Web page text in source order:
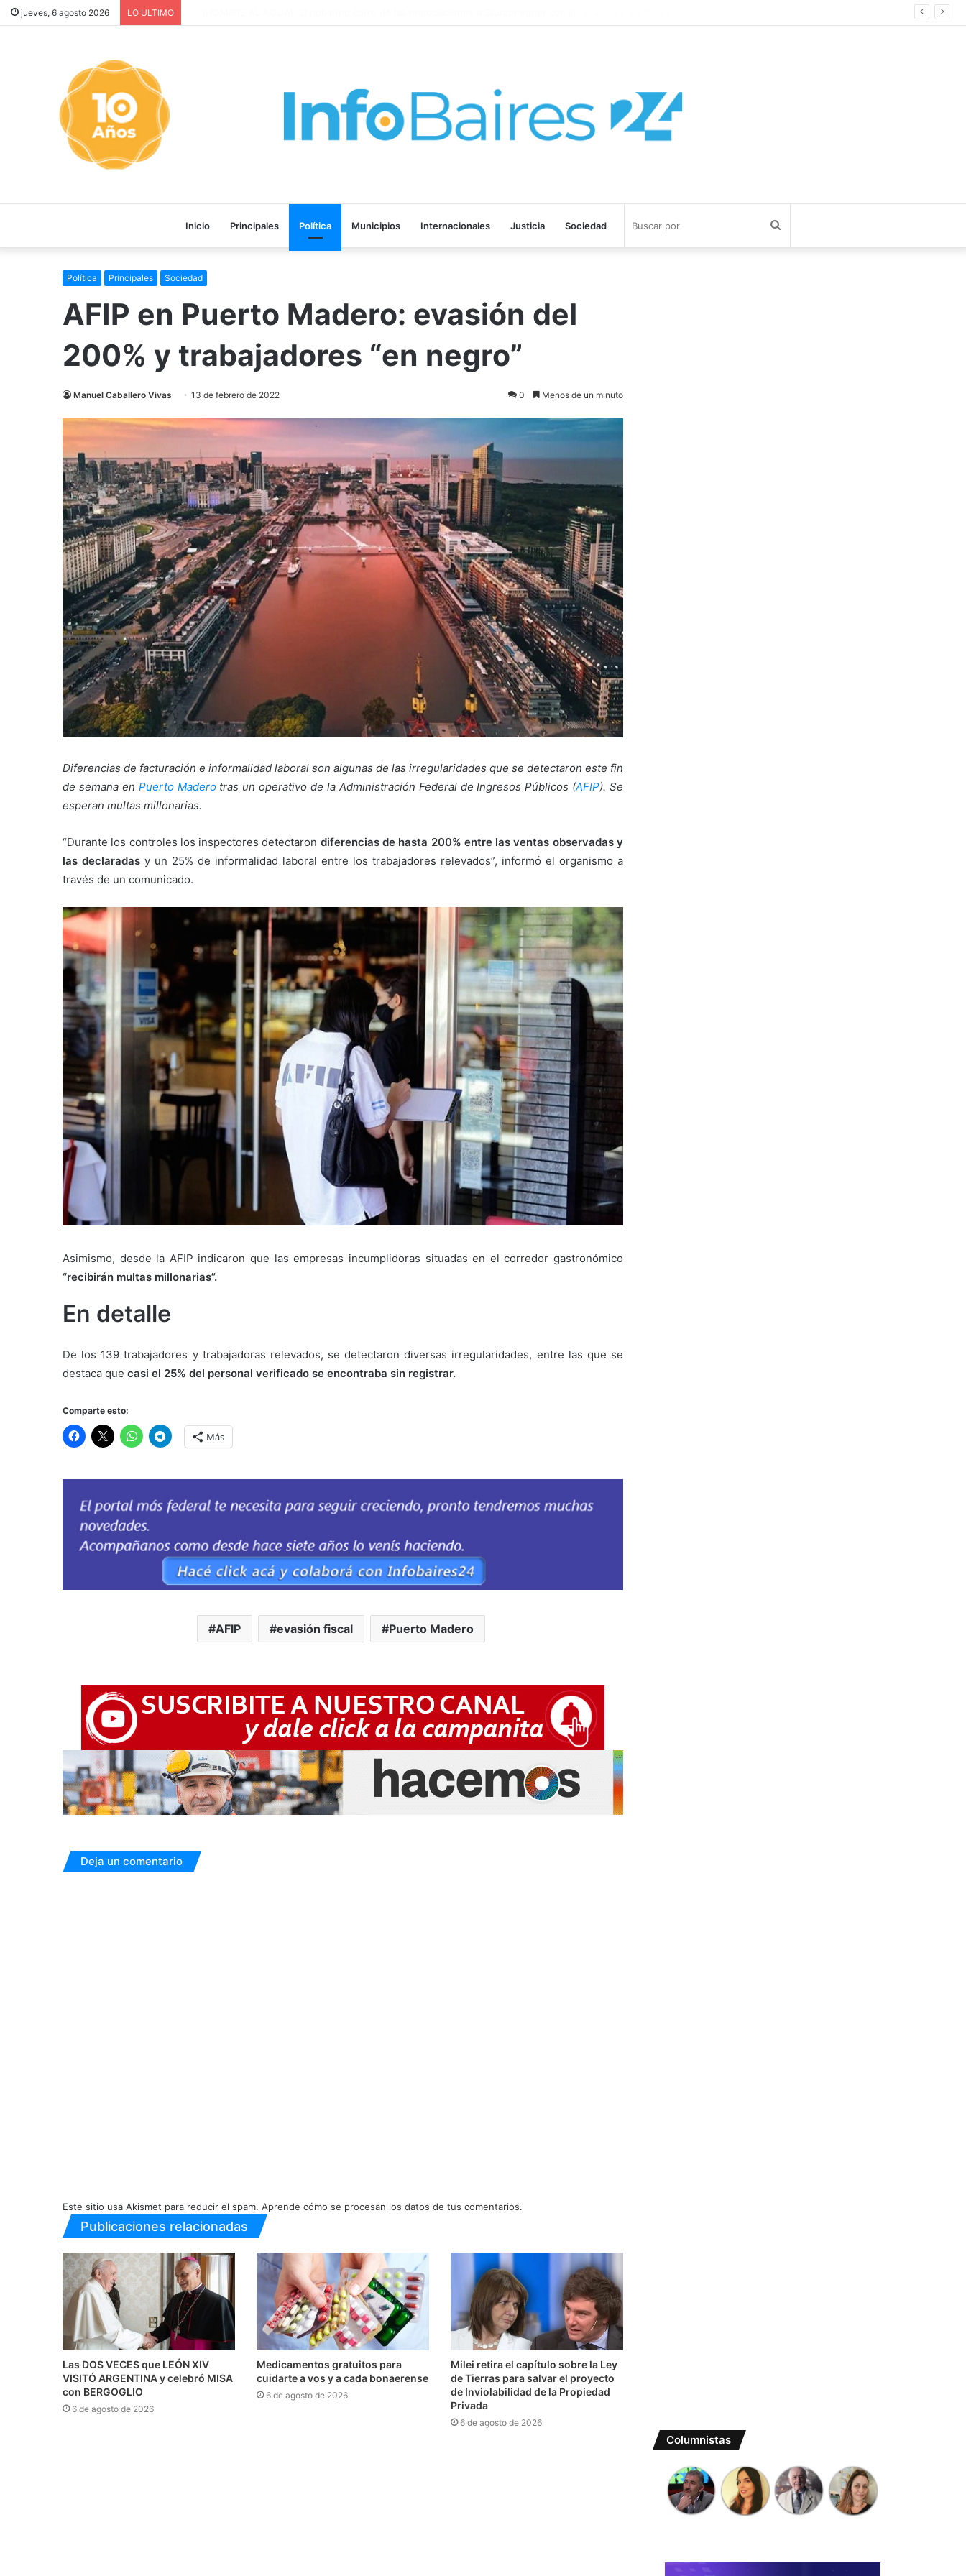
jueves, 6 agosto 2026 LO ULTIMO
Inicio Principales Política Municipios Internacionales Justicia Sociedad
Política Principales Sociedad
AFIP en Puerto Madero: evasión del
200% y trabajadores “en negro”
Manuel Caballero Vivas 13 de febrero de 2022 0 Menos de un minuto
Diferencias de facturación e informalidad laboral son algunas de las irregularidades que se detectaron este fin
de semana en Puerto Maderotras un operativo de la Administración Federal de Ingresos Públicos (AFIP). Se
esperan multas millonarias.
“Durante los controles los inspectores detectaron diferencias de hasta 200% entre las ventas observadas y
las declaradas y un 25% de informalidad laboral entre los trabajadores relevados”, informó el organismo a
través de un comunicado.
Asimismo, desde la AFIP indicaron que las empresas incumplidoras situadas en el corredor gastronómico
“recibirán multas millonarias”.
En detalle
De los 139 trabajadores y trabajadoras relevados, se detectaron diversas irregularidades, entre las que se
destaca que casi el 25% del personal verificado se encontraba sin registrar.
Comparte esto:
Más
AFIP evasión fiscal Puerto Madero
Deja un comentario
Este sitio usa Akismet para reducir el spam. Aprende cómo se procesan los datos de tus comentarios.
Publicaciones relacionadas
Las DOS VECES que LEÓN XIV
VISITÓ ARGENTINA y celebró MISA
con BERGOGLIO
6 de agosto de 2026
Medicamentos gratuitos para
cuidarte a vos y a cada bonaerense
6 de agosto de 2026
Milei retira el capítulo sobre la Ley
de Tierras para salvar el proyecto
de Inviolabilidad de la Propiedad
Privada
6 de agosto de 2026
Columnistas